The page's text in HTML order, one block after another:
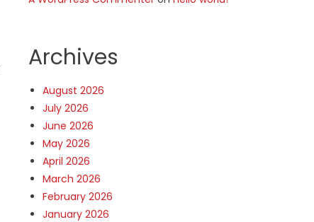
Archives
August 2026
July 2026
June 2026
May 2026
April 2026
March 2026
February 2026
January 2026